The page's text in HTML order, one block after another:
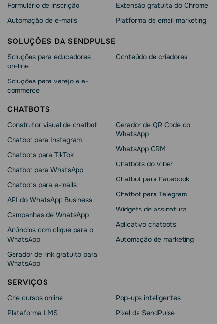
Formulário de inscrição
Automação de e-mails
Extensão gratuita do Chrome
Platforma de email marketing
SOLUÇÕES DA SENDPULSE
Soluções para educadores
on-line
Soluções para varejo e e-
commerce
Conteúdo de criadores
CHATBOTS
Construtor visual de chatbot
Chatbot para Instagram
Chatbots para TikTok
Chatbot para WhatsApp
Chatbots para e-mails
API do WhatsApp Business
Campanhas de WhatsApp
Anúncios com clique para o
WhatsApp
Gerador de link gratuito para
WhatsApp
Gerador de QR Code do
WhatsApp
WhatsApp CRM
Chatbots do Viber
Chatbot para Facebook
Chatbot para Telegram
Widgets de assinatura
Aplicativo chatbots
Automação de marketing
SERVIÇOS
Crie cursos online
Plataforma LMS
Pop-ups inteligentes
Pixel da SendPulse